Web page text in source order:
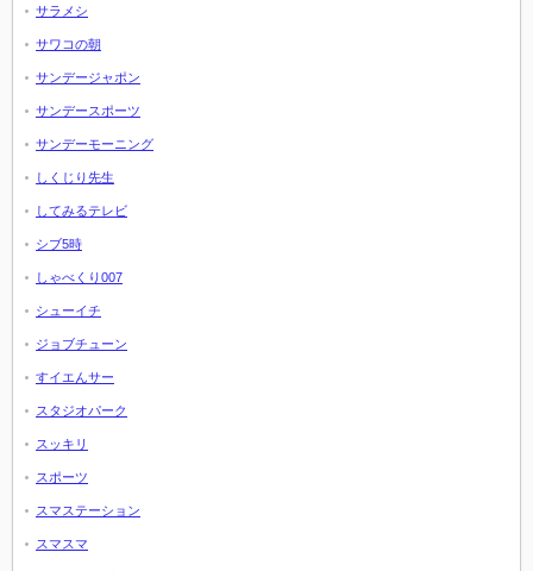
サラメシ
サワコの朝
サンデージャポン
サンデースポーツ
サンデーモーニング
しくじり先生
してみるテレビ
シブ5時
しゃべくり007
シューイチ
ジョブチューン
すイエんサー
スタジオパーク
スッキリ
スポーツ
スマステーション
スマスマ